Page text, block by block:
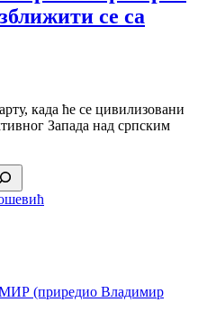
се са
када ће се цивилизовани
Запада над српским